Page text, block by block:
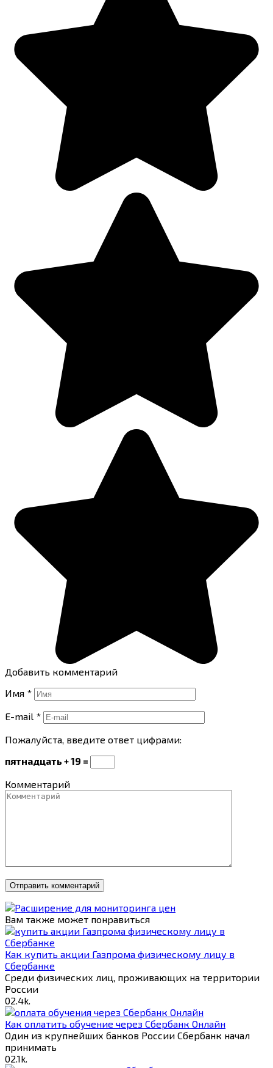
Добавить комментарий
Имя *
E-mail *
Пожалуйста, введите ответ цифрами:
пятнадцать + 19 =
Комментарий
Вам также может понравиться
Как купить акции Газпрома физическому лицу в
Сбербанке
Среди физических лиц, проживающих на территории
России
02.4k.
Как оплатить обучение через Сбербанк Онлайн
Один из крупнейших банков России Сбербанк начал
принимать
02.1k.